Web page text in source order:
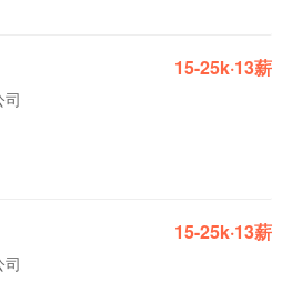
15-25k·13薪
15-25k·13薪